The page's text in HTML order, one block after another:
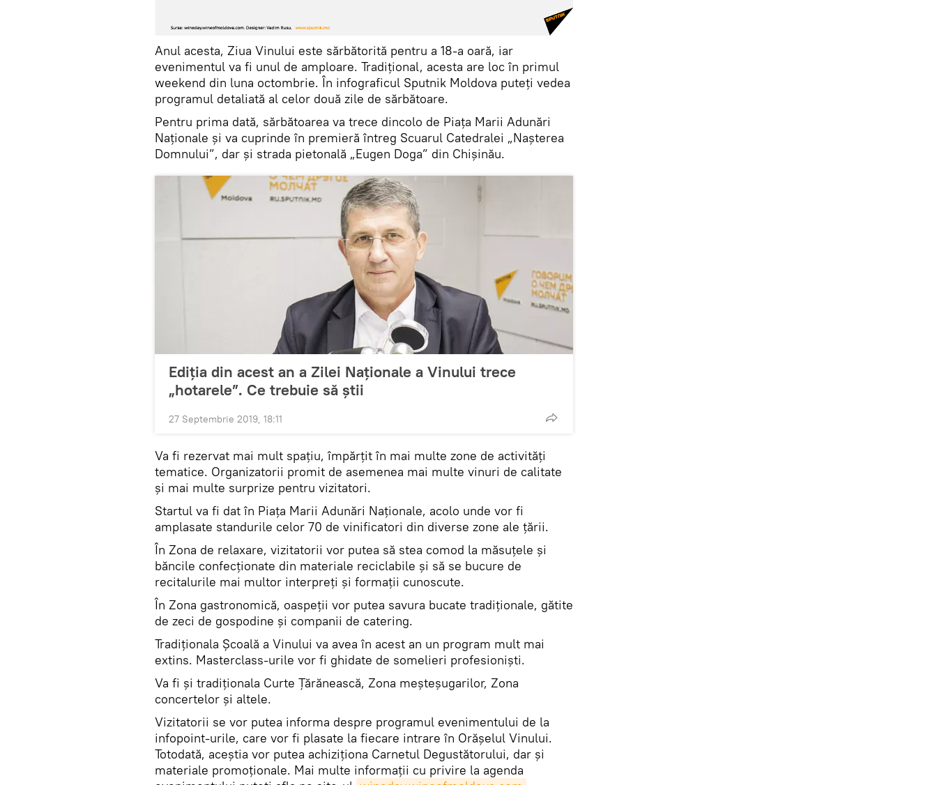
Anul acesta, Ziua Vinului este sărbătorită pentru a 18-a oară, iar
evenimentul va fi unul de amploare. Tradițional, acesta are loc în primul
weekend din luna octombrie. În infograficul Sputnik Moldova puteți vedea
programul detaliată al celor două zile de sărbătoare.
Pentru prima dată, sărbătoarea va trece dincolo de Piața Marii Adunări
Naționale și va cuprinde în premieră întreg Scuarul Catedralei „Nașterea
Domnului”, dar și strada pietonală „Eugen Doga” din Chișinău.
Ediția din acest an a Zilei Naționale a Vinului trece
„hotarele”. Ce trebuie să știi
27 Septembrie 2019, 18:11
Va fi rezervat mai mult spațiu, împărțit în mai multe zone de activități
tematice. Organizatorii promit de asemenea mai multe vinuri de calitate
și mai multe surprize pentru vizitatori.
Startul va fi dat în Piața Marii Adunări Naționale, acolo unde vor fi
amplasate standurile celor 70 de vinificatori din diverse zone ale țării.
În Zona de relaxare, vizitatorii vor putea să stea comod la măsuțele și
băncile confecționate din materiale reciclabile și să se bucure de
recitalurile mai multor interpreți și formații cunoscute.
În Zona gastronomică, oaspeții vor putea savura bucate tradiționale, gătite
de zeci de gospodine și companii de catering.
Tradiționala Școală a Vinului va avea în acest an un program mult mai
extins. Masterclass-urile vor fi ghidate de somelieri profesioniști.
Va fi și tradiționala Curte Țărănească, Zona meșteșugarilor, Zona
concertelor și altele.
Vizitatorii se vor putea informa despre programul evenimentului de la
infopoint-urile, care vor fi plasate la fiecare intrare în Orășelul Vinului.
Totodată, aceștia vor putea achiziționa Carnetul Degustătorului, dar și
materiale promoționale. Mai multe informații cu privire la agenda